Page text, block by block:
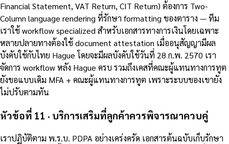
Financial Statement, VAT Return, CIT Return) ต้องการ Two-
Column language rendering ที่รักษา formatting ของตาราง — ทีม
เราใช้ workflow specialized สำหรับเอกสารทางการเงินโดยเฉพาะ
หลายปลายทางต้องใช้ document attestation เมื่ออนุสัญญามีผล
บังคับใช้กับไทย Hague โดยจะมีผลบังคับใช้วันที่ 28 ก.พ. 2570 เรา
จัดการ workflow หลัง Hague ครบ รวมถึงเคสที่คณะผู้แทนทางการทูต
ยังขอแบบเดิม MFA + คณะผู้แทนทางการทูต เพราะระบบของเขายัง
ไม่ปรับตามทัน
หัวข้อที่ 11 · บริการเสริมที่ลูกค้าควรพิจารณาควบคู่
เราปฏิบัติตาม พ.ร.บ. PDPA อย่างเคร่งครัด เอกสารต้นฉบับเก็บรักษา